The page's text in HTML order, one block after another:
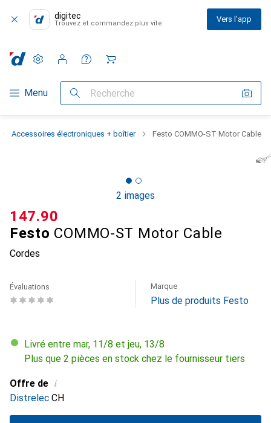
digitec
Trouvez et commandez plus vite Vers l'app
Navigation par catégorie
Menu Recherche
Paramètres
Compte client
Listes de comparaison
Listes d'envies
Panier
Accessoires électroniques + boîtier Festo COMMO-ST Motor Cable
2 images
Festo COMMO-ST Motor Cable
Cordes
CHF
147.90
Évaluations Marque
Plus de produits Festo
Livré entre mar, 11/8 et jeu, 13/8
Plus que 2 pièces en stock chez le fournisseur tiers
Offre de i
Distrelec CH